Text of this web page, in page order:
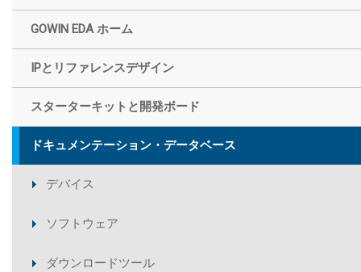
GOWIN EDA ホーム
IPとリファレンスデザイン
スターターキットと開発ボード
ドキュメンテーション・データベース
デバイス
ソフトウェア
ダウンロードツール